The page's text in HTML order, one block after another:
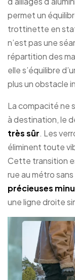
permet un
trottinette en
n’est pas une
répartition des
elle s’équilibre
plus un obstacle
La compacité ne
à destination, le
très sûr. Les
éliminent toute
Cette transition
rue au métro
précieuses
une ligne droite